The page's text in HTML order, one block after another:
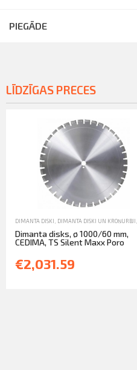
PIEGĀDE
LĪDZĪGAS PRECES
DIMANTA DISKI DIMANTA DISKI UN KROŅURBJI
Dimanta disks, ø 1000/60 mm,
CEDIMA, TS Silent Maxx Poro
€2,031.59